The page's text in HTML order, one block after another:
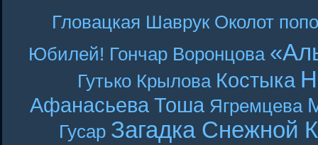
Гловацкая Шаврук Околот
Юбилей! Гончар Воронцова
Гутько Крылова Костыка
Афанасьева Тоша Ягремцева
Гусар Загадка Снежной